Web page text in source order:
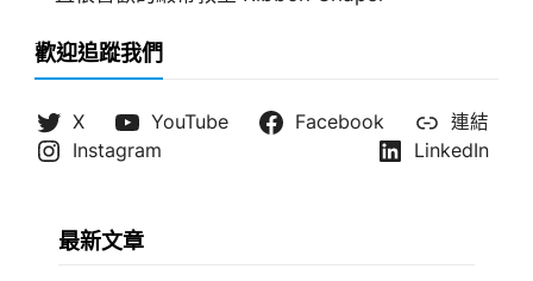
歡迎追蹤我們
X YouTube Facebook
連結
Instagram
LinkedIn
最新文章